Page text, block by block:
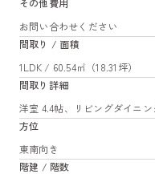
その他費用
お問い合わせください
間取り / 面積
1LDK / 60.54㎡（18.31坪）
間取り詳細
洋室 4.4帖、リビングダイニ
方位
東南向き
階建 / 階数